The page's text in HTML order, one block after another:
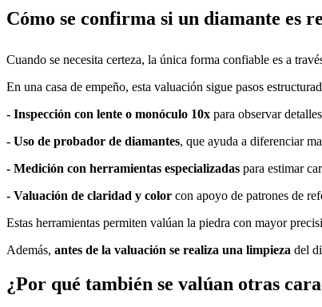
Cómo se confirma si un diamante es
Cuando se necesita certeza, la única forma confiable es a
En una casa de empeño, esta valuación sigue pasos
- Inspección con lente o monóculo 10x para observar
- Uso de probador de diamantes, que ayuda a diferenciar
- Medición con herramientas especializadas para estimar
- Valuación de claridad y color con apoyo de patrones de
Estas herramientas permiten valúan la piedra con mayor
Además, antes de la valuación se realiza una limpieza del
¿Por qué también se valúan otras